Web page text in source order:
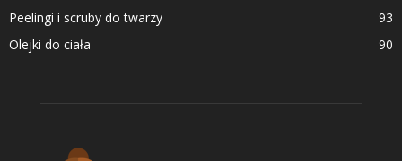
Peelingi i scruby do twarzy
93
Olejki do ciała
90